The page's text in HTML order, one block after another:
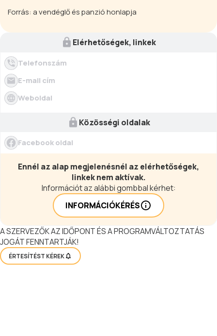
Forrás: a vendéglő és panzió honlapja
Elérhetőségek, linkek
Telefonszám
E-mail cím
Weboldal
Közösségi oldalak
Facebook oldal
Ennél az alap megjelenésnél az elérhetőségek,
linkek nem aktívak.
Információt az alábbi gombbal kérhet:
INFORMÁCIÓKÉRÉS
A SZERVEZŐK AZ IDŐPONT ÉS A PROGRAMVÁLTOZTATÁS
JOGÁT FENNTARTJÁK!
ÉRTESÍTÉST KÉREK